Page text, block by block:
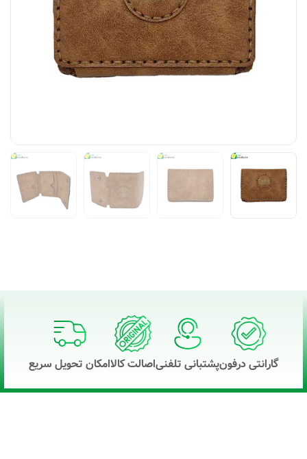
گارانتی درفونپشتبانی تلفنیاصالت کالاامکان تحویل سریع